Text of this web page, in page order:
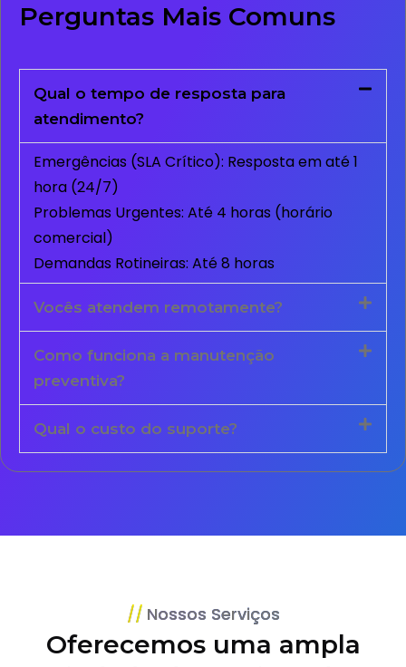
Perguntas Mais Comuns
Qual o tempo de resposta para
atendimento?
Emergências (SLA Crítico): Resposta em até 1
hora (24/7)
Problemas Urgentes: Até 4 horas (horário
comercial)
Demandas Rotineiras: Até 8 horas
Vocês atendem remotamente?
Como funciona a manutenção
preventiva?
Qual o custo do suporte?
Nossos Serviços
Oferecemos uma ampla